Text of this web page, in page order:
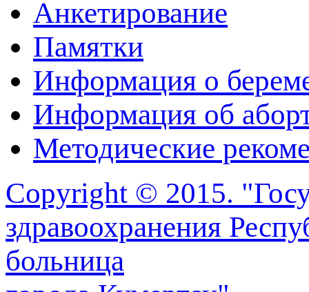
Анкетирование
Памятки
Информация о
Информация об
Методические
Copyright © 2015.
здравоохранения
больница